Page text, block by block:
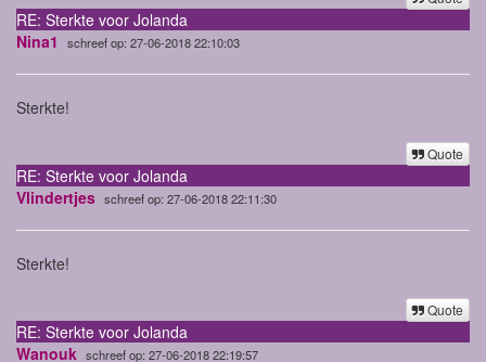
RE: Sterkte voor Jolanda
Nina1
schreef op: 27-06-2018 22:10:03
Sterkte!
Quote
RE: Sterkte voor Jolanda
Vlindertjes schreef op: 27-06-2018 22:11:30
Sterkte!
Quote
RE: Sterkte voor Jolanda
Wanouk schreef op: 27-06-2018 22:19:57